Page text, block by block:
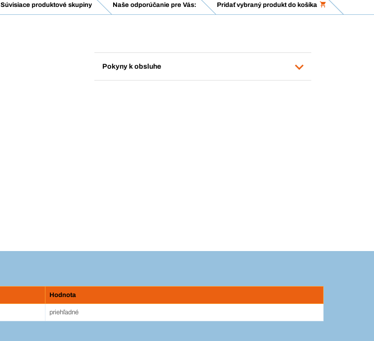
Súvisiace produktové skupiny Naše odporúčanie pre Vás: Pridať vybraný produkt do košíka
Pokyny k obsluhe
Hodnota
priehľadné